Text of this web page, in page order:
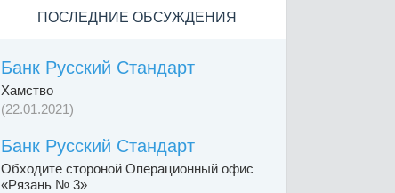
ПОСЛЕДНИЕ ОБСУЖДЕНИЯ
Банк Русский Стандарт
Хамство
(22.01.2021)
Банк Русский Стандарт
Обходите стороной Операционный офис
«Рязань № 3»